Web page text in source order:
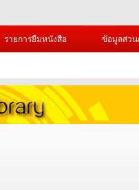
รายการยืมหนังสือ ข้อมูลส่ว